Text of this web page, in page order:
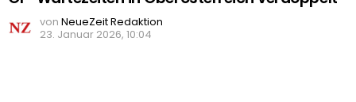
von NeueZeit Redaktion
23. Januar 2026, 10:04